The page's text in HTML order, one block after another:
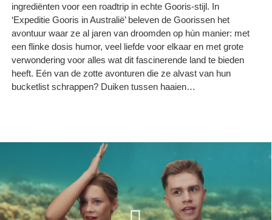
ingrediënten voor een roadtrip in echte Gooris-stijl. In
‘Expeditie Gooris in Australië’ beleven de Goorissen het
avontuur waar ze al jaren van droomden op hún manier: met
een flinke dosis humor, veel liefde voor elkaar en met grote
verwondering voor alles wat dit fascinerende land te bieden
heeft. Eén van de zotte avonturen die ze alvast van hun
bucketlist schrappen? Duiken tussen haaien…